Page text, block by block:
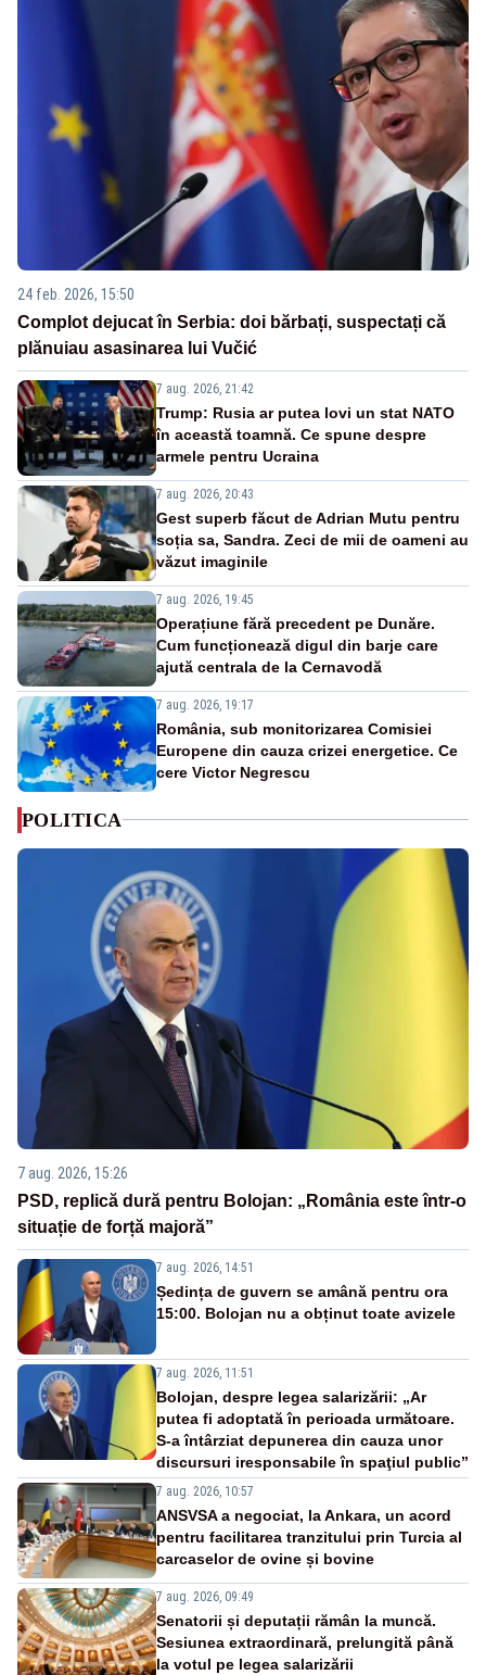
24 feb. 2026, 15:50
Complot dejucat în Serbia: doi bărbați, suspectați că
plănuiau asasinarea lui Vučić
7 aug. 2026, 21:42
Trump: Rusia ar putea lovi un stat NATO
în această toamnă. Ce spune despre
armele pentru Ucraina
7 aug. 2026, 20:43
Gest superb făcut de Adrian Mutu pentru
soția sa, Sandra. Zeci de mii de oameni au
văzut imaginile
7 aug. 2026, 19:45
Operațiune fără precedent pe Dunăre.
Cum funcționează digul din barje care
ajută centrala de la Cernavodă
7 aug. 2026, 19:17
România, sub monitorizarea Comisiei
Europene din cauza crizei energetice. Ce
cere Victor Negrescu
POLITICA
7 aug. 2026, 15:26
PSD, replică dură pentru Bolojan: „România este într-o
situație de forță majoră”
7 aug. 2026, 14:51
Ședința de guvern se amână pentru ora
15:00. Bolojan nu a obținut toate avizele
7 aug. 2026, 11:51
Bolojan, despre legea salarizării: „Ar
putea fi adoptată în perioada următoare.
S-a întârziat depunerea din cauza unor
discursuri iresponsabile în spaţiul public”
7 aug. 2026, 10:57
ANSVSA a negociat, la Ankara, un acord
pentru facilitarea tranzitului prin Turcia al
carcaselor de ovine și bovine
7 aug. 2026, 09:49
Senatorii și deputații rămân la muncă.
Sesiunea extraordinară, prelungită până
la votul pe legea salarizării